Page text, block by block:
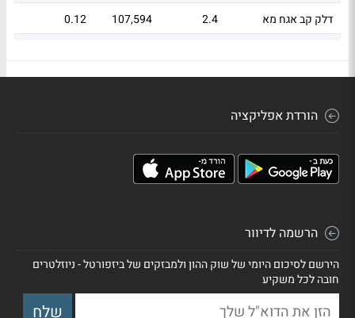
דלק קב אגח מא
2.4
107,594
0.12
הורדת אפליקציה
הרשמה לדיוור
הירשם לסיכום היומי של שוק ההון ולמבזקים של ביזפורטל - ניוזלטרים
חובה לכל משקיע